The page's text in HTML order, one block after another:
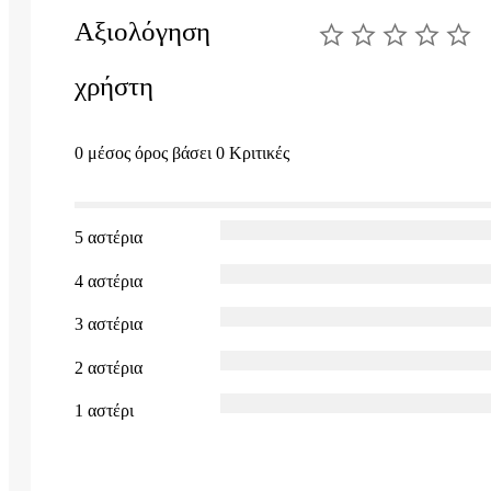
Αξιολόγηση
χρήστη
0 μέσος όρος βάσει 0 Κριτικές
5 αστέρια
4 αστέρια
3 αστέρια
2 αστέρια
1 αστέρι